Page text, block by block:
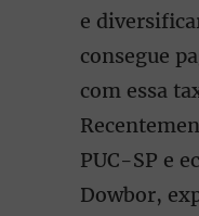
e
consegue
com essa
PUC-SP e
Dowbor,